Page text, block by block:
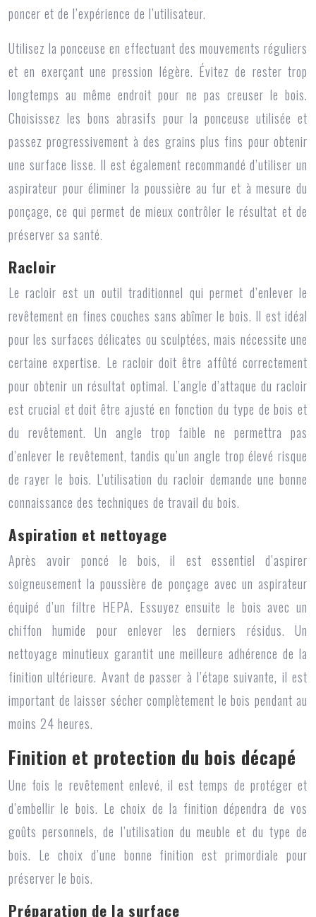
poncer et de l’expérience de l’utilisateur.
Utilisez la ponceuse en effectuant des mouvements réguliers
et en exerçant une pression légère. Évitez de rester trop
longtemps au même endroit pour ne pas creuser le bois.
Choisissez les bons abrasifs pour la ponceuse utilisée et
passez progressivement à des grains plus fins pour obtenir
une surface lisse. Il est également recommandé d’utiliser un
aspirateur pour éliminer la poussière au fur et à mesure du
ponçage, ce qui permet de mieux contrôler le résultat et de
préserver sa santé.
Racloir
Le racloir est un outil traditionnel qui permet d’enlever le
revêtement en fines couches sans abîmer le bois. Il est idéal
pour les surfaces délicates ou sculptées, mais nécessite une
certaine expertise. Le racloir doit être affûté correctement
pour obtenir un résultat optimal. L’angle d’attaque du racloir
est crucial et doit être ajusté en fonction du type de bois et
du revêtement. Un angle trop faible ne permettra pas
d’enlever le revêtement, tandis qu’un angle trop élevé risque
de rayer le bois. L’utilisation du racloir demande une bonne
connaissance des techniques de travail du bois.
Aspiration et nettoyage
Après avoir poncé le bois, il est essentiel d’aspirer
soigneusement la poussière de ponçage avec un aspirateur
équipé d’un filtre HEPA. Essuyez ensuite le bois avec un
chiffon humide pour enlever les derniers résidus. Un
nettoyage minutieux garantit une meilleure adhérence de la
finition ultérieure. Avant de passer à l’étape suivante, il est
important de laisser sécher complètement le bois pendant au
moins 24 heures.
Finition et protection du bois décapé
Une fois le revêtement enlevé, il est temps de protéger et
d’embellir le bois. Le choix de la finition dépendra de vos
goûts personnels, de l’utilisation du meuble et du type de
bois. Le choix d’une bonne finition est primordiale pour
préserver le bois.
Préparation de la surface